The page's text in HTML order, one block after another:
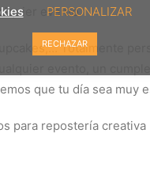
evento.
Totalmente
que tu día sea muy
para repostería creativa
PERSONALIZAR
RECHAZAR